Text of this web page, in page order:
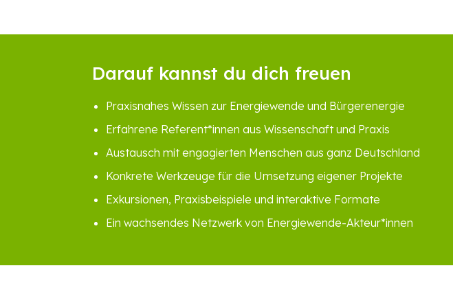
Darauf kannst du dich freuen
Praxisnahes Wissen zur Energiewende und Bürgerenergie
Erfahrene Referent*innen aus Wissenschaft und Praxis
Austausch mit engagierten Menschen aus ganz Deutschland
Konkrete Werkzeuge für die Umsetzung eigener Projekte
Exkursionen, Praxisbeispiele und interaktive Formate
Ein wachsendes Netzwerk von Energiewende-Akteur*innen